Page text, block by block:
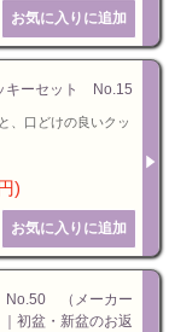
キーセット No.15
、口どけの良いクッ
)
No.50 （メーカー
初盆・新盆のお返